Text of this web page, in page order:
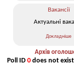
Вакансії
Актуальні
Докладніше
Архів
Poll ID 0 does not